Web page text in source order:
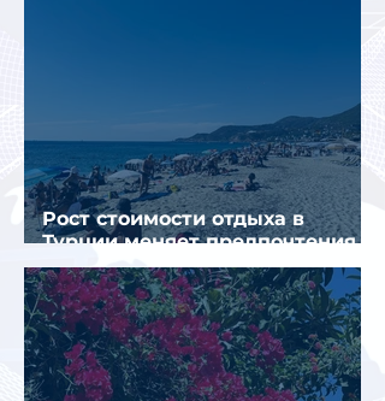
Рост стоимости отдыха в
Турции меняет предпочтения
туристов